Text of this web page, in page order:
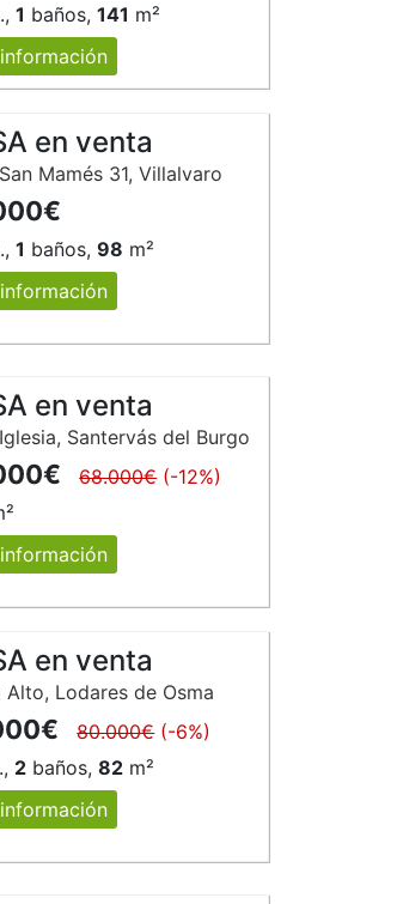
1 baños,141 m²
en venta
Mamés 31, Villalvaro
1 baños,98 m²
en venta
Santervás del Burgo
68.000€(-12%)
en venta
Alto, Lodares de Osma
80.000€(-6%)
2 baños,82 m²